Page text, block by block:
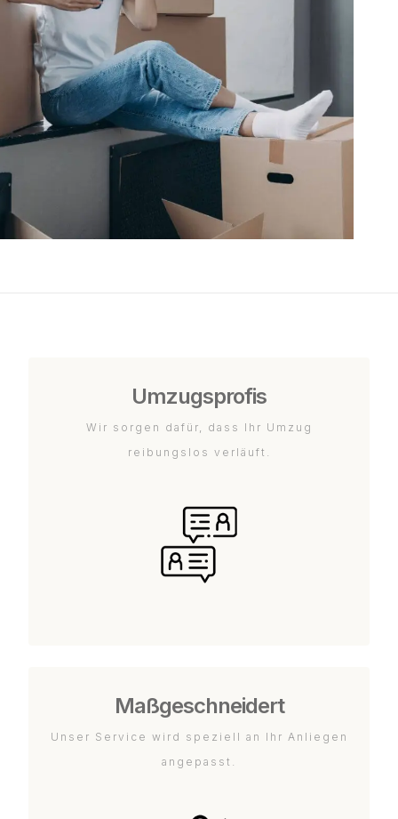
Umzugsprofis
Wir sorgen dafür, dass Ihr Umzug
reibungslos verläuft.
Maßgeschneidert
Unser Service wird speziell an Ihr Anliegen
angepasst.